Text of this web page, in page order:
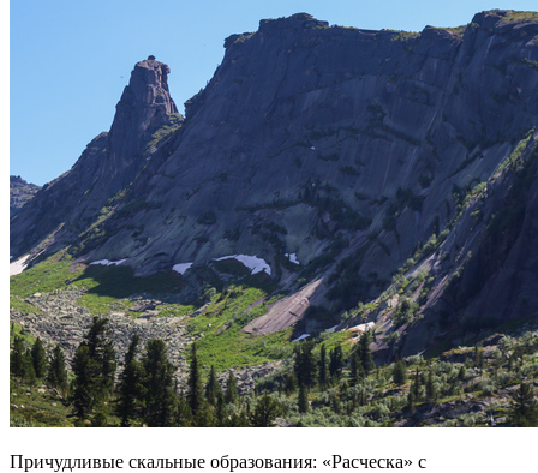
Причудливые скальные образования: «Расческа» с